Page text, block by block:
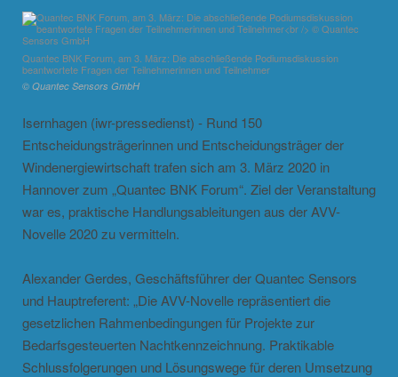
Quantec BNK Forum, am 3. März: Die abschließende Podiumsdiskussion
beantwortete Fragen der Teilnehmerinnen und Teilnehmer
© Quantec Sensors GmbH
Isernhagen (iwr-pressedienst) - Rund 150
Entscheidungsträgerinnen und Entscheidungsträger der
Windenergiewirtschaft trafen sich am 3. März 2020 in
Hannover zum „Quantec BNK Forum“. Ziel der Veranstaltung
war es, praktische Handlungsableitungen aus der AVV-
Novelle 2020 zu vermitteln.
Alexander Gerdes, Geschäftsführer der Quantec Sensors
und Hauptreferent: „Die AVV-Novelle repräsentiert die
gesetzlichen Rahmenbedingungen für Projekte zur
Bedarfsgesteuerten Nachtkennzeichnung. Praktikable
Schlussfolgerungen und Lösungswege für deren Umsetzung